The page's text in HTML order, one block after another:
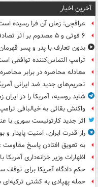
آخرین اخبار
عراقچی: زمان آن فرا رسیده
۶ فوتی و ۵ مصدوم بر اثر تصادف زنجیره‌ای
بدون تعارف با پدر و پسر
ترامپ التماس‌کننده توافقی
معادله محاصره در برابر
تحریم‌های جدید ضد ایرانی
شاید روسیه، آمریکا را در ایران
واکنش بقائی به خیالبافی
اثر جدید کارتونیست سوری با
راز قدرت ایران، امنیت پایدار
به تعویق افتادن پاسخ مقاومت
اظهارات وزیر خزانه‌داری
حکم دادگاه آمریکا برای
حمله پهپادی به کشتی ترکیه‌ای